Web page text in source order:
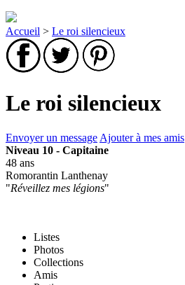
Accueil > Le roi silencieux
Le roi silencieux
Envoyer un message Ajouter à mes amis
Niveau 10 - Capitaine
48 ans
Romorantin Lanthenay
"Réveillez mes légions"
Listes
Photos
Collections
Amis